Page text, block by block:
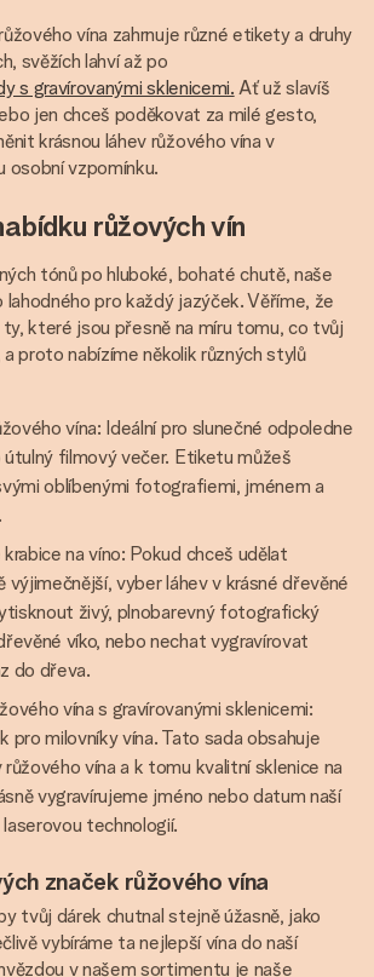
vína zahrnuje různé etikety a druhy
svěžích lahví až po
s gravírovanými sklenicemi. Ať už slavíš
jen chceš poděkovat za milé gesto,
krásnou láhev růžového vína v
osobní vzpomínku.
růžových vín
tónů po hluboké, bohaté chutě, naše
lahodného pro každý jazýček. Věříme, že
které jsou přesně na míru tomu, co tvůj
proto nabízíme několik různých stylů
vína: Ideální pro slunečné odpoledne
útulný filmový večer. Etiketu můžeš
oblíbenými fotografiemi, jménem a
na víno: Pokud chceš udělat
vyber láhev v krásné dřevěné
živý, plnobarevný fotografický
víko, nebo nechat vygravírovat
do dřeva.
vína s gravírovanými sklenicemi:
pro milovníky vína. Tato sada obsahuje
vína a k tomu kvalitní sklenice na
vygravírujeme jméno nebo datum naší
technologií.
značek růžového vína
tvůj dárek chutnal stejně úžasně, jako
vybíráme ta nejlepší vína do naší
v našem sortimentu je naše